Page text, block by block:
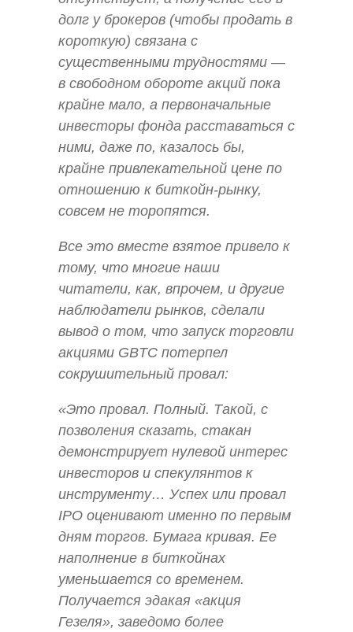
долг у брокеров (чтобы продать в
короткую) связана с
существенными трудностями —
в свободном обороте акций пока
крайне мало, а первоначальные
инвесторы фонда расставаться с
ними, даже по, казалось бы,
крайне привлекательной цене по
отношению к биткойн-рынку,
совсем не торопятся.
Все это вместе взятое привело к
тому, что многие наши
читатели, как, впрочем, и другие
наблюдатели рынков, сделали
вывод о том, что запуск торговли
акциями GBTC потерпел
сокрушительный провал:
«Это провал. Полный. Такой, с
позволения сказать, стакан
демонстрирует нулевой интерес
инвесторов и спекулянтов к
инструменту… Успех или провал
IPO оценивают именно по первым
дням торгов. Бумага кривая. Ее
наполнение в биткойнах
уменьшается со временем.
Получается эдакая «акция
Гезеля», заведомо более